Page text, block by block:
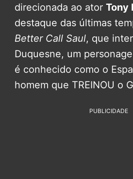
direcionada ao ator Tony
destaque das últimas
Better Call Saul, que
Duquesne, um
é conhecido como o
homem que TREINOU o
PUBLICIDADE